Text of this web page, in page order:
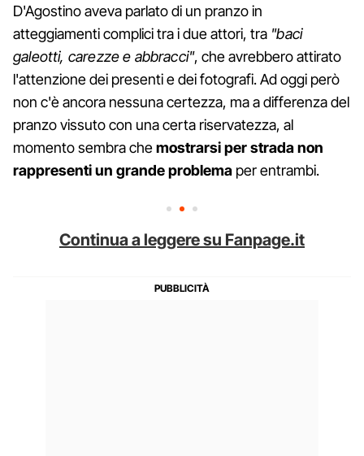
D'Agostino aveva parlato di un pranzo in
atteggiamenti complici tra i due attori, tra "baci
galeotti, carezze e abbracci", che avrebbero attirato
l'attenzione dei presenti e dei fotografi. Ad oggi però
non c'è ancora nessuna certezza, ma a differenza del
pranzo vissuto con una certa riservatezza, al
momento sembra chemostrarsi per strada non
rappresenti un grande problema per entrambi.
Continua a leggere su Fanpage.it